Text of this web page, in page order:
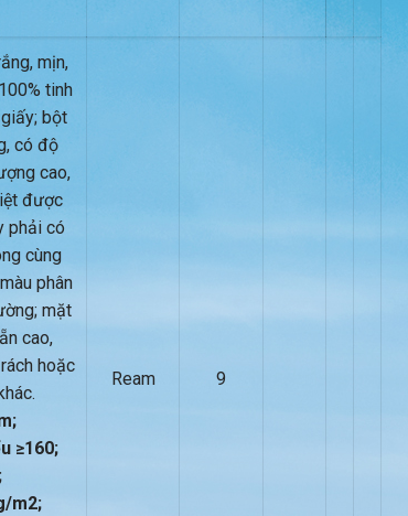
mịn,
tinh
bột
có độ
cao,
được
phải có
cùng
phân
mặt
cao,
hoặc
≥160;
m2;
Ream 9